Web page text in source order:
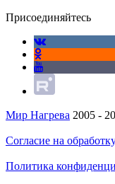
Присоединяйтесь
Мир Нагрева 2005 -
Согласие на
Политика